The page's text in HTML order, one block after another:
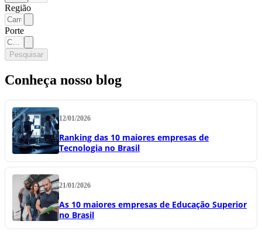
Região
Porte
Pesquisar
Conheça nosso blog
12/01/2026
Ranking das 10 maiores empresas de
Tecnologia no Brasil
21/01/2026
As 10 maiores empresas de Educação Superior
no Brasil